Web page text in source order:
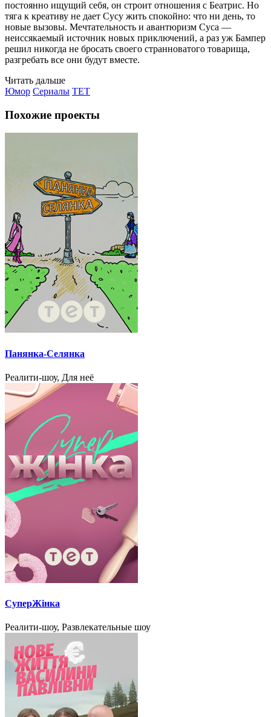
постоянно ищущий себя, он строит отношения с Беатрис. Но
тяга к креативу не дает Сусу жить спокойно: что ни день, то
новые вызовы. Мечтательность и авантюризм Суса —
неиссякаемый источник новых приключений, а раз уж Бампер
решил никогда не бросать своего странноватого товарища,
разгребать все они будут вместе.
Читать дальше
Юмор Сериалы TET
Похожие проекты
Панянка-Селянка
Реалити-шоу, Для неё
СуперЖінка
Реалити-шоу, Развлекательные шоу